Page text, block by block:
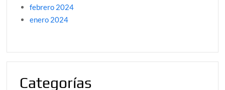
febrero 2024
enero 2024
Categorías